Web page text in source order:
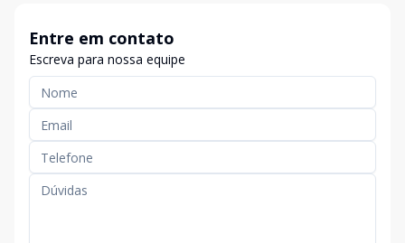
Entre em contato
Escreva para nossa equipe